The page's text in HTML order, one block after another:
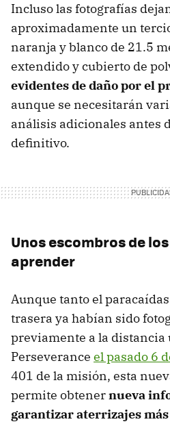
Incluso las fotografías
aproximadamente un
naranja y blanco de 21.5
extendido y cubierto de
evidentes de daño por el
aunque se necesitarán
análisis adicionales antes
definitivo.
Unos escombros de
aprender
Aunque tanto el
trasera ya habían sido
previamente a la distancia
Perseverance el pasado 6
401 de la misión, esta
permite obtenernueva
garantizar aterrizajes más